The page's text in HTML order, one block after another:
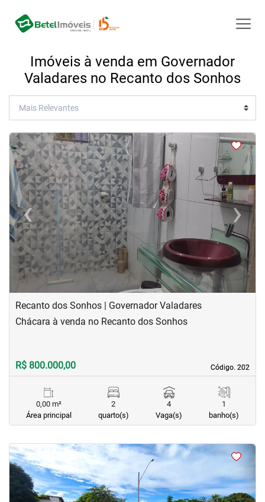
Imóveis à venda em Governador
Valadares no Recanto dos Sonhos
<<< <
‹Previous ›Next
Recanto dos Sonhos | Governador Valadares
Código. 202
Código. 202
Chácara à venda no Recanto dos Sonhos
R$ 800.000,00
0,00 m²
Área principal
2
quarto(s)
4
Vaga(s)
1
banho(s)
<<<<